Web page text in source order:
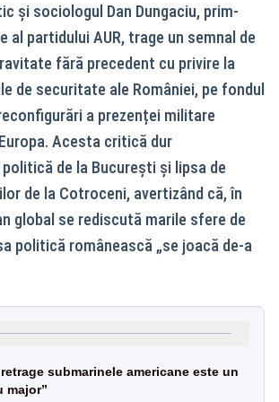
și sociologul Dan Dungaciu, prim-
al partidului AUR, trage un semnal de
fără precedent cu privire la
de securitate ale României, pe fondul
a prezenței militare
Acesta critică dur
de la București și lipsa de
de la Cotroceni, avertizând că, în
global se rediscută marile sfere de
politică românească „se joacă de-a
retrage submarinele americane este un
major”